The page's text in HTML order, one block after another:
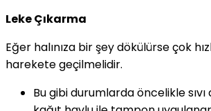
Leke Çıkarma
Eğer halınıza bir şey dökülürse çok
harekete geçilmelidir.
Bu gibi durumlarda öncelikle